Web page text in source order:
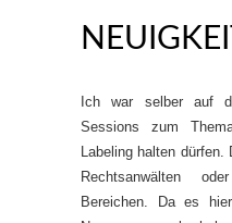
Ich war selber auf
Sessions zum
Labeling halten
Rechtsanwälten
Bereichen. Da es